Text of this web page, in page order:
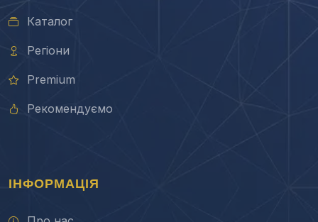
Каталог
Регіони
Premium
Рекомендуємо
ІНФОРМАЦІЯ